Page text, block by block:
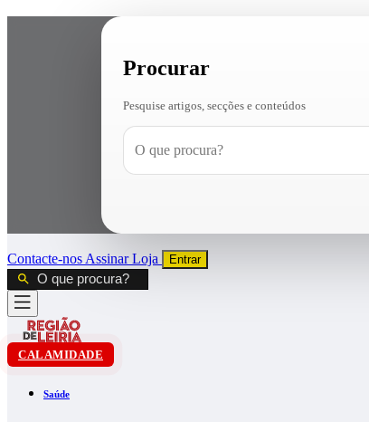
Procurar
Pesquise artigos, secções e conteúdos
Contacte-nos AssinarLoja Entrar
CALAMIDADE
Saúde